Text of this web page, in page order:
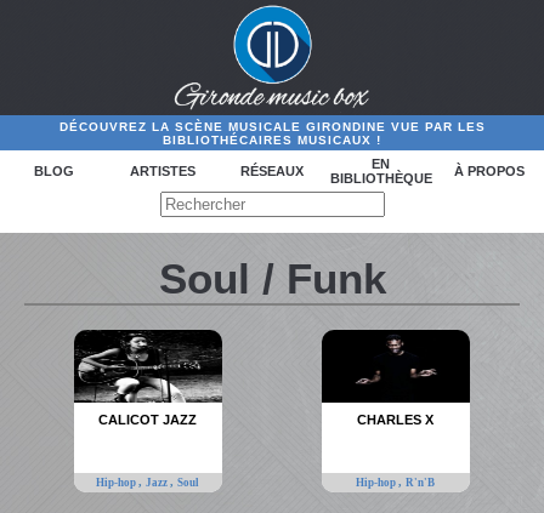
DÉCOUVREZ LA SCÈNE MUSICALE GIRONDINE VUE PAR LES
BIBLIOTHÉCAIRES MUSICAUX !
BLOG ARTISTES RÉSEAUX
EN
BIBLIOTHÈQUE
À PROPOS
Soul / Funk
CALICOT JAZZ
Hip-hop,Jazz,Soul
CHARLES X
Hip-hop,R'n'B